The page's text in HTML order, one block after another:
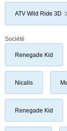
ATV Wild Ride 3D
Société
Renegade Kid
Nicalis
Renegade Kid